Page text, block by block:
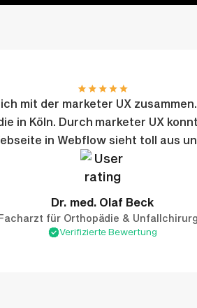
mit der marketer UX
in Köln. Durch marketer UX
in Webflow sieht toll aus
Dr. med. Olaf Beck
für Orthopädie &
Verifizierte Bewertung